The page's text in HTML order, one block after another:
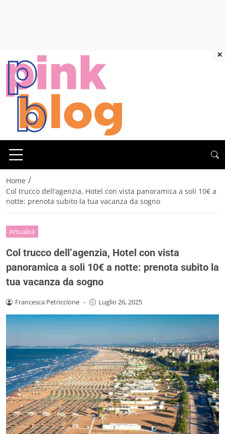
Home /
Col trucco dell’agenzia, Hotel con vista panoramica a soli 10€ a
notte: prenota subito la tua vacanza da sogno
Attualità
Col trucco dell’agenzia, Hotel con vista
panoramica a soli 10€ a notte: prenota subito la
tua vacanza da sogno
Francesca Petriccione - Luglio 26, 2025
×